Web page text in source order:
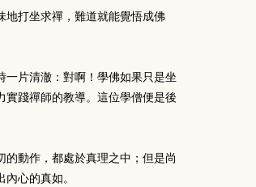
打坐求禪， 難道就能覺悟成佛
片清澈：對啊！ 學佛如果只是坐
踐禪師的教導。 這位學僧便是後
動作， 都處於真理之中；但是尚
心的真如。